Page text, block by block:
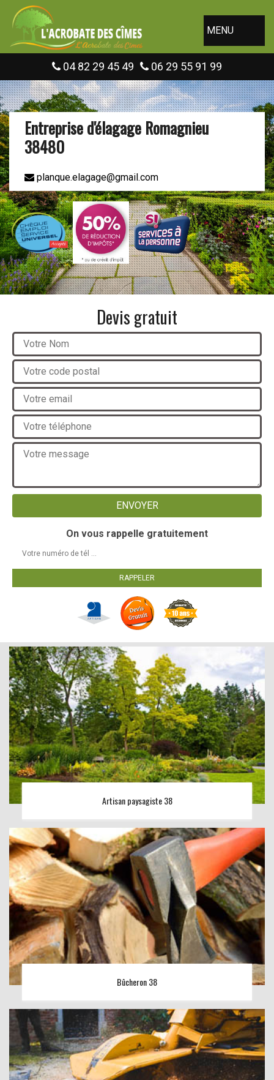
MENU
04 82 29 45 49 06 29 55 91 99
Entreprise d'élagage Romagnieu
38480
planque.elagage@gmail.com
Devis gratuit
On vous rappelle gratuitement
Artisan paysagiste 38
Bûcheron 38